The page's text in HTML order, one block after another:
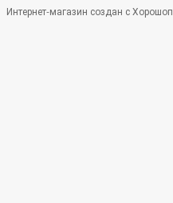
Интернет-магазин создан с Хорошоп